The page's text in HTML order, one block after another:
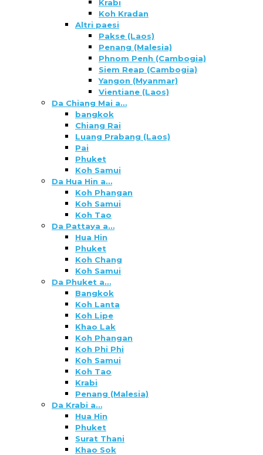
Krabi
Koh Kradan
Altri paesi
Pakse (Laos)
Penang (Malesia)
Phnom Penh (Cambogia)
Siem Reap (Cambogia)
Yangon (Myanmar)
Vientiane (Laos)
Da Chiang Mai a…
bangkok
Chiang Rai
Luang Prabang (Laos)
Pai
Phuket
Koh Samui
Da Hua Hin a…
Koh Phangan
Koh Samui
Koh Tao
Da Pattaya a…
Hua Hin
Phuket
Koh Chang
Koh Samui
Da Phuket a…
Bangkok
Koh Lanta
Koh Lipe
Khao Lak
Koh Phangan
Koh Phi Phi
Koh Samui
Koh Tao
Krabi
Penang (Malesia)
Da Krabi a…
Hua Hin
Phuket
Surat Thani
Khao Sok